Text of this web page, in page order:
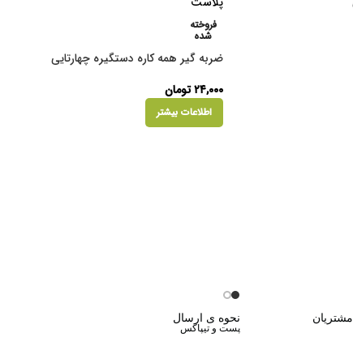
فروخته
شده
ضربه گیر همه کاره دستگیره چهارتایی
۲۴,۰۰۰تومان
اطلاعات بیشتر
مشتریان نحوه ی ارسال
پست و تیپاکس